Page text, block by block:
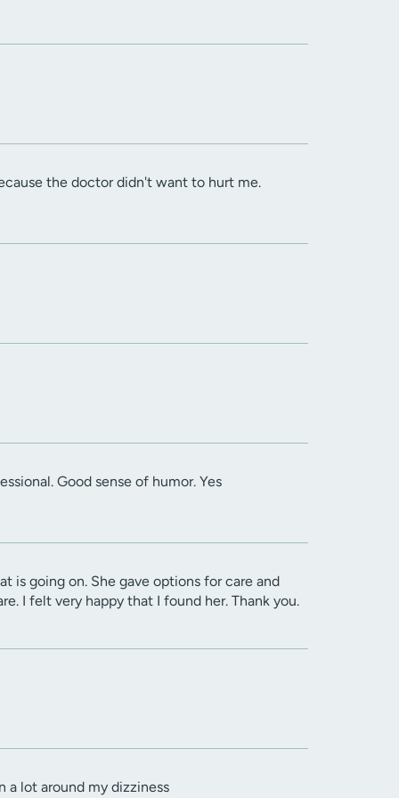
the doctor didn't want to hurt me.
Good sense of humor. Yes
is going on. She gave options for care and
I felt very happy that I found her. Thank you.
a lot around my dizziness